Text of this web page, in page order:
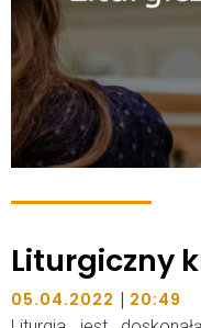
Liturgiczny
05.04.2022 | 20:49